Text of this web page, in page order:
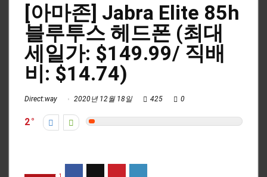
[아마존] Jabra Elite 85h
블루투스 헤드폰 (최대
세일가: $149.99/ 직배
비: $14.74)
Direct:way 2020년 12월 18일 425 0
2
1